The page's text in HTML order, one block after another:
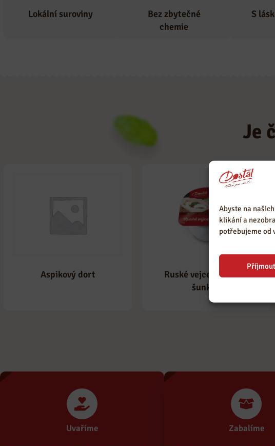
Abyste na
klikání a
potřebujeme od
Příjmout
Lokální suroviny
Bez zbytečné
chemie
S
Je
Aspikový dort
Ruské vejce obložené
šunkou
Uvaříme Zabalíme